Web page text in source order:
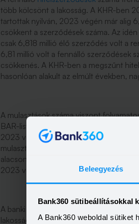
Beleegyezés
Bank360 sütibeállításokkal
A Bank360 weboldal sütiket
több kölcsönt a lakosság. A KHR-ben
tartottak nyilván, 2023 végén már alig
csökkent a szerződések száma. Az
csak 6,818 millió élő szerződés volt a
6,81 millió volt a fennálló szerződések
csökkenés. A KHR-ben a megszűnt
hasonlóan alakult az elmúlt években,
A mulasztások száma viszont
BAR-lista) száma szeptember végén
2023 végén. A BISZ adatai szerint
mulasztás volt a KHR-ben. A megszűnt
alacsonyabb, a harmadik negyedév
2023 végén még 224 ezret tartottak
A banki
lakossági ügyfelek akkor, ha ez a